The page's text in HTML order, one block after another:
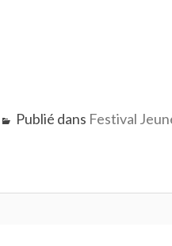
Publié dans Festival